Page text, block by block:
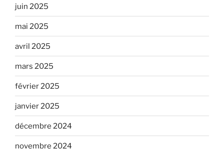
juin 2025
mai 2025
avril 2025
mars 2025
février 2025
janvier 2025
décembre 2024
novembre 2024